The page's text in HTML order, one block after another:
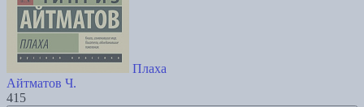
Плаха
Айтматов Ч.
415